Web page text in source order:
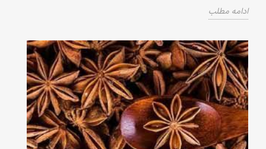
ادامه مطلب